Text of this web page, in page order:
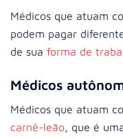
Médicos que atuam
podem pagar
de sua forma de
Médicos
Médicos que atuam
carnê-leão, que é